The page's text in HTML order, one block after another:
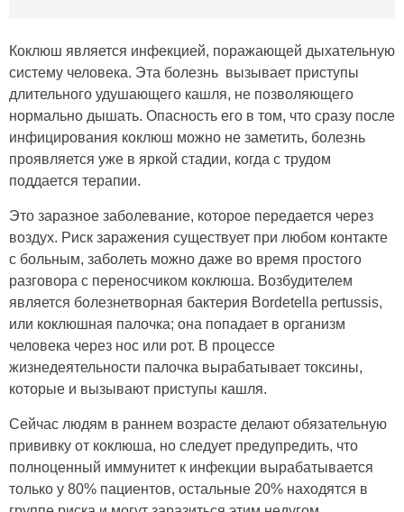
Коклюш является инфекцией, поражающей дыхательную
систему человека. Эта болезнь вызывает приступы
длительного удушающего кашля, не позволяющего
нормально дышать. Опасность его в том, что сразу после
инфицирования коклюш можно не заметить, болезнь
проявляется уже в яркой стадии, когда с трудом
поддается терапии.
Это заразное заболевание, которое передается через
воздух. Риск заражения существует при любом контакте
с больным, заболеть можно даже во время простого
разговора с переносчиком коклюша. Возбудителем
является болезнетворная бактерия Bordetella pertussis,
или коклюшная палочка; она попадает в организм
человека через нос или рот. В процессе
жизнедеятельности палочка вырабатывает токсины,
которые и вызывают приступы кашля.
Сейчас людям в раннем возрасте делают обязательную
прививку от коклюша, но следует предупредить, что
полноценный иммунитет к инфекции вырабатывается
только у 80% пациентов, остальные 20% находятся в